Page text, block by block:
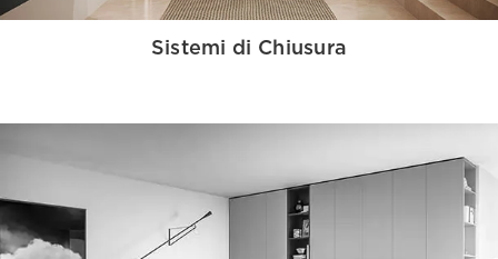
Sistemi di Chiusura